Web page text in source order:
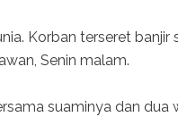
Korban terseret banjir
Senin malam.
suaminya dan dua